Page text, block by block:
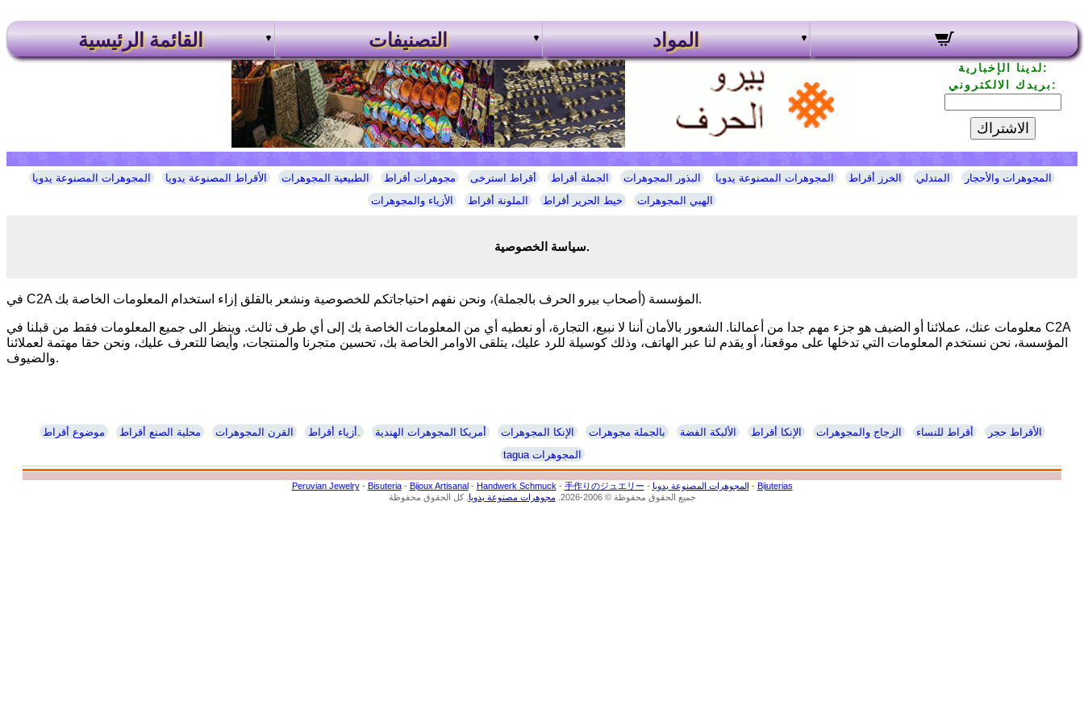
القائمة الرئيسية التصنيفات المواد
لدينا الإخبارية:
بريدك الالكتروني:
الاشتراك
المجوهرات المصنوعة يدويا الأقراط المصنوعة يدويا الطبيعية المجوهرات مجوهرات أقراط أقراط استرخى الجملة أقراط البذور المجوهرات المجوهرات المصنوعة يدويا الخرز أقراط المتدلي
المجوهرات والأحجار
الأزياء والمجوهرات
الملونة أقراط خيط الحرير أقراط الهبي المجوهرات
سياسة الخصوصية.
في C2A المؤسسة (أصحاب بيرو الحرف بالجملة)، ونحن نفهم احتياجاتكم للخصوصية ونشعر بالقلق إزاء استخدام المعلومات الخاصة بك.
معلومات عنك، عملائنا أو الضيف هو جزء مهم جدا من أعمالنا. الشعور بالأمان أننا لا نبيع، التجارة، أو نعطيه أي من المعلومات الخاصة بك إلى أي طرف ثالث. وينظر الى جميع المعلومات فقط من قبلنا في C2A
المؤسسة، نحن نستخدم المعلومات التي تدخلها على موقعنا، أو يقدم لنا عبر الهاتف، وذلك كوسيلة للرد عليك، يتلقى الاوامر الخاصة بك، تحسين متجرنا والمنتجات، وأيضا للتعرف عليك، ونحن حقا مهتمة لعملائنا
والضيوف.
موضوع أقراط محلية الصنع أقراط القرن المجوهرات أزياء أقراط. أمريكا المجوهرات الهندية الإنكا المجوهرات بالجملة مجوهرات الألبكة الفضة الإنكا أقراط الزجاج والمجوهرات أقراط للنساء
الأقراط حجر
tagua المجوهرات
Peruvian Jewelry- Bisuteria- Bijoux Artisanal- Handwerk Schmuck - 手作りのジュエリー - المجوهرات المصنوعة يدويا - Bijuterias
جميع الحقوق محفوظة © 2006-2026.
مجوهرات مصنوعة يدويا . كل الحقوق محفوظة